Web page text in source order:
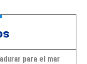
para el mar